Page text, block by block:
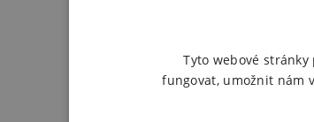
Tyto webové
fungovat, umožnit nám